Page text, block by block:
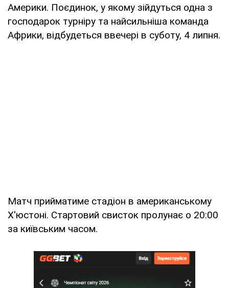
Америки. Поєдинок, у якому зійдуться одна з
господарок турніру та найсильніша команда
Африки, відбудеться ввечері в суботу, 4 липня.
Матч прийматиме стадіон в американському
Х'юстоні. Стартовий свисток пролунає о 20:00
за київським часом.